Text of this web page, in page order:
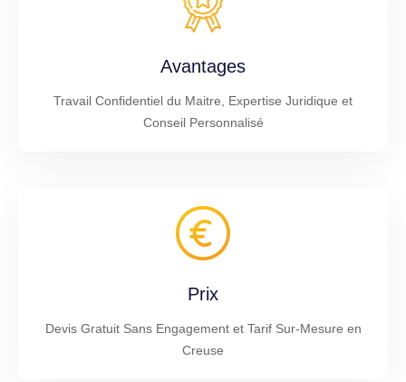
Avantages
Travail Confidentiel du Maitre, Expertise Juridique et
Conseil Personnalisé
Prix
Devis Gratuit Sans Engagement et Tarif Sur-Mesure en
Creuse